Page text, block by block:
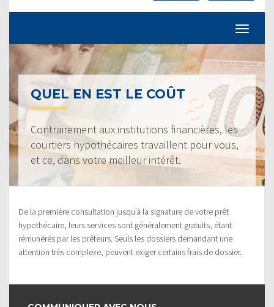
QUEL EN EST LE COÛT
Contrairement aux institutions financières, les
courtiers hypothécaires travaillent pour vous,
et ce, dans votre meilleur intérêt.
De la première consultation jusqu’à la signature de votre prêt
hypothécaire, leurs services sont généralement gratuits, étant
rémunérés par les prêteurs. Seuls les dossiers demandant une
attention très complexe, peuvent exiger certains frais de dossier.